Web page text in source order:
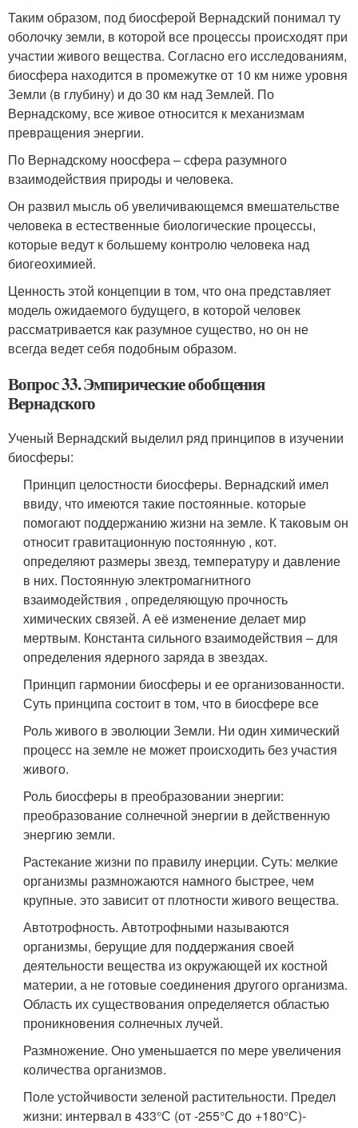
Таким образом, под биосферой Вернадский понимал ту
оболочку земли, в которой все процессы происходят при
участии живого вещества. Согласно его исследованиям,
биосфера находится в промежутке от 10 км ниже уровня
Земли (в глубину) и до 30 км над Землей. По
Вернадскому, все живое относится к механизмам
превращения энергии.
По Вернадскому ноосфера – сфера разумного
взаимодействия природы и человека.
Он развил мысль об увеличивающемся вмешательстве
человека в естественные биологические процессы,
которые ведут к большему контролю человека над
биогеохимией.
Ценность этой концепции в том, что она представляет
модель ожидаемого будущего, в которой человек
рассматривается как разумное существо, но он не
всегда ведет себя подобным образом.
Вопрос 33. Эмпирические обобщения
Вернадского
Ученый Вернадский выделил ряд принципов в изучении
биосферы:
Принцип целостности биосферы. Вернадский имел
ввиду, что имеются такие постоянные. которые
помогают поддержанию жизни на земле. К таковым он
относит гравитационную постоянную , кот.
определяют размеры звезд, температуру и давление
в них. Постоянную электромагнитного
взаимодействия , определяющую прочность
химических связей. А её изменение делает мир
мертвым. Константа сильного взаимодействия – для
определения ядерного заряда в звездах.
Принцип гармонии биосферы и ее организованности.
Суть принципа состоит в том, что в биосфере все
Роль живого в эволюции Земли. Ни один химический
процесс на земле не может происходить без участия
живого.
Роль биосферы в преобразовании энергии:
преобразование солнечной энергии в действенную
энергию земли.
Растекание жизни по правилу инерции. Суть: мелкие
организмы размножаются намного быстрее, чем
крупные. это зависит от плотности живого вещества.
Автотрофность. Автотрофными называются
организмы, берущие для поддержания своей
деятельности вещества из окружающей их костной
материи, а не готовые соединения другого организма.
Область их существования определяется областью
проникновения солнечных лучей.
Размножение. Оно уменьшается по мере увеличения
количества организмов.
Поле устойчивости зеленой растительности. Предел
жизни: интервал в 433°С (от -255°С до +180°С)-